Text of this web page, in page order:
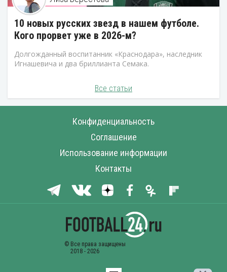
10 новых русских звезд в нашем футболе.
Кого прорвет уже в 2026-м?
Долгожданный воспитанник «Краснодара», наследник
Игнашевича и два бриллианта Семака.
Все статьи
Конфиденциальность
Соглашение
Использование информации
Контакты